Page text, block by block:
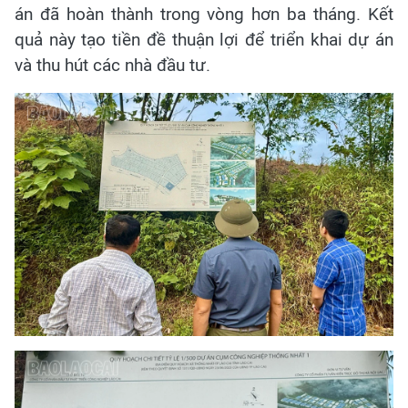
án đã hoàn thành trong vòng hơn ba tháng. Kết
quả này tạo tiền đề thuận lợi để triển khai dự án
và thu hút các nhà đầu tư.